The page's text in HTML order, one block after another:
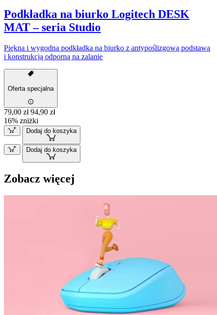
Podkładka na biurko Logitech DESK
MAT – seria Studio
Piękna i wygodna podkładka na biurko z antypoślizgową podstawą
i konstrukcją odporną na zalanie
Oferta specjalna
79,00 zł 94,90 zł
16% zniżki
Dodaj do koszyka
Dodaj do koszyka
Zobacz więcej